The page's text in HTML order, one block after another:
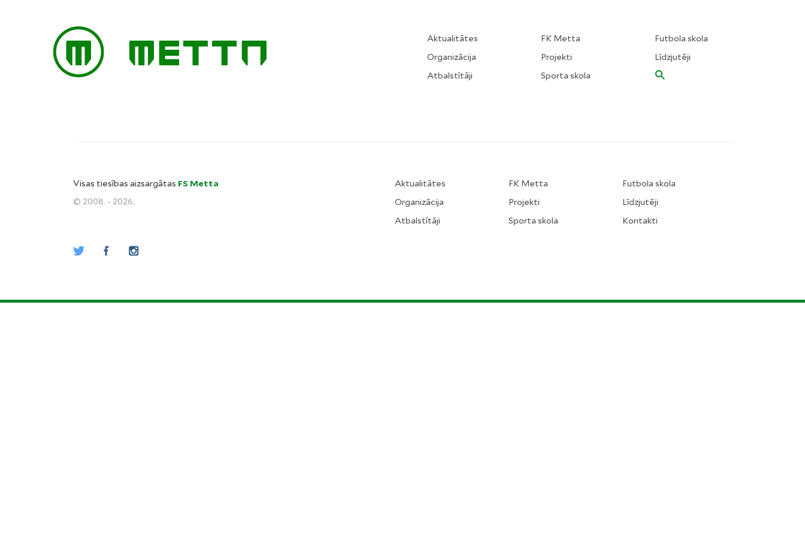
Aktualitātes
Organizācija
Atbalstītāji
FK Metta
Projekti
Sporta skola
Futbola skola
Līdzjutēji
Visas tiesības aizsargātas FS Metta
© 2008. - 2026.
Aktualitātes
Organizācija
Atbalstītāji
FK Metta
Projekti
Sporta skola
Futbola skola
Līdzjutēji
Kontakti